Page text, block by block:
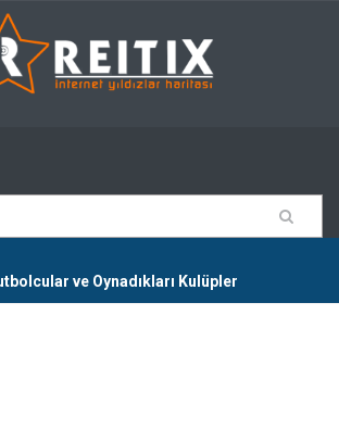
ve Oynadıkları Kulüpler